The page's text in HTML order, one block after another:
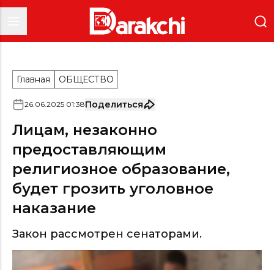
Главная ОБЩЕСТВО
26.06.2025 01:38Поделиться
Лицам, незаконно
предоставляющим
религиозное образование,
будет грозить уголовное
наказание
Закон рассмотрен сенаторами.